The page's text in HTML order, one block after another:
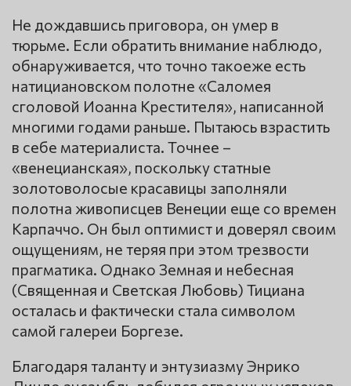
Не дождавшись приговора, он умер в
тюрьме. Если обратить внимание наблюдо,
обнаруживается, что точно такоеже есть
натициановском полотне «Саломея
сголовой Иоанна Крестителя», написанной
многими годами раньше. Пытаюсь взрастить
в себе материалиста. Точнее –
«венецианская», поскольку статные
золотоволосые красавицы заполняли
полотна живописцев Венеции еще со времен
Карпаччо. Он был оптимист и доверял своим
ощущениям, не теряя при этом трезвости
прагматика. Однако Земная и небесная
(Священная и Светская Любовь) Тициана
осталась и фактически стала символом
самой галереи Боргезе.
Благодаря таланту и энтузиазму Энрико